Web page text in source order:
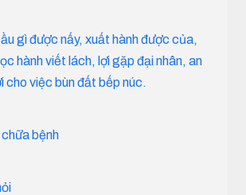
gì được nấy, xuất hành được của,
hành viết lách, lợi gặp đại nhân, an
cho việc bùn đất bếp núc.
bệnh